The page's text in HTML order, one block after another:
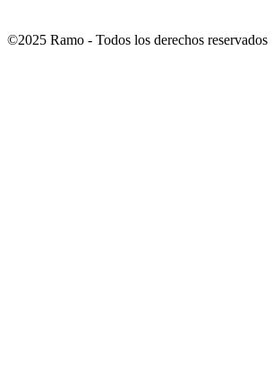
©2025 Ramo - Todos los derechos reservados